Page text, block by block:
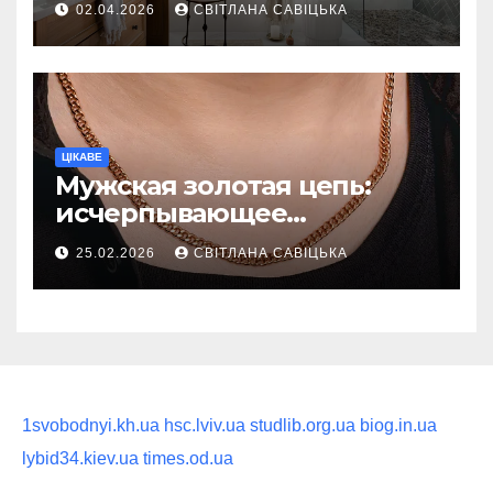
восстанавливающий
ритуал
02.04.2026 СВІТЛАНА САВІЦЬКА
ЦІКАВЕ
Мужская золотая цепь:
исчерпывающее
руководство по выбору
статусного украшения
25.02.2026 СВІТЛАНА САВІЦЬКА
1svobodnyi.kh.ua hsc.lviv.ua studlib.org.ua biog.in.ua
lybid34.kiev.ua times.od.ua